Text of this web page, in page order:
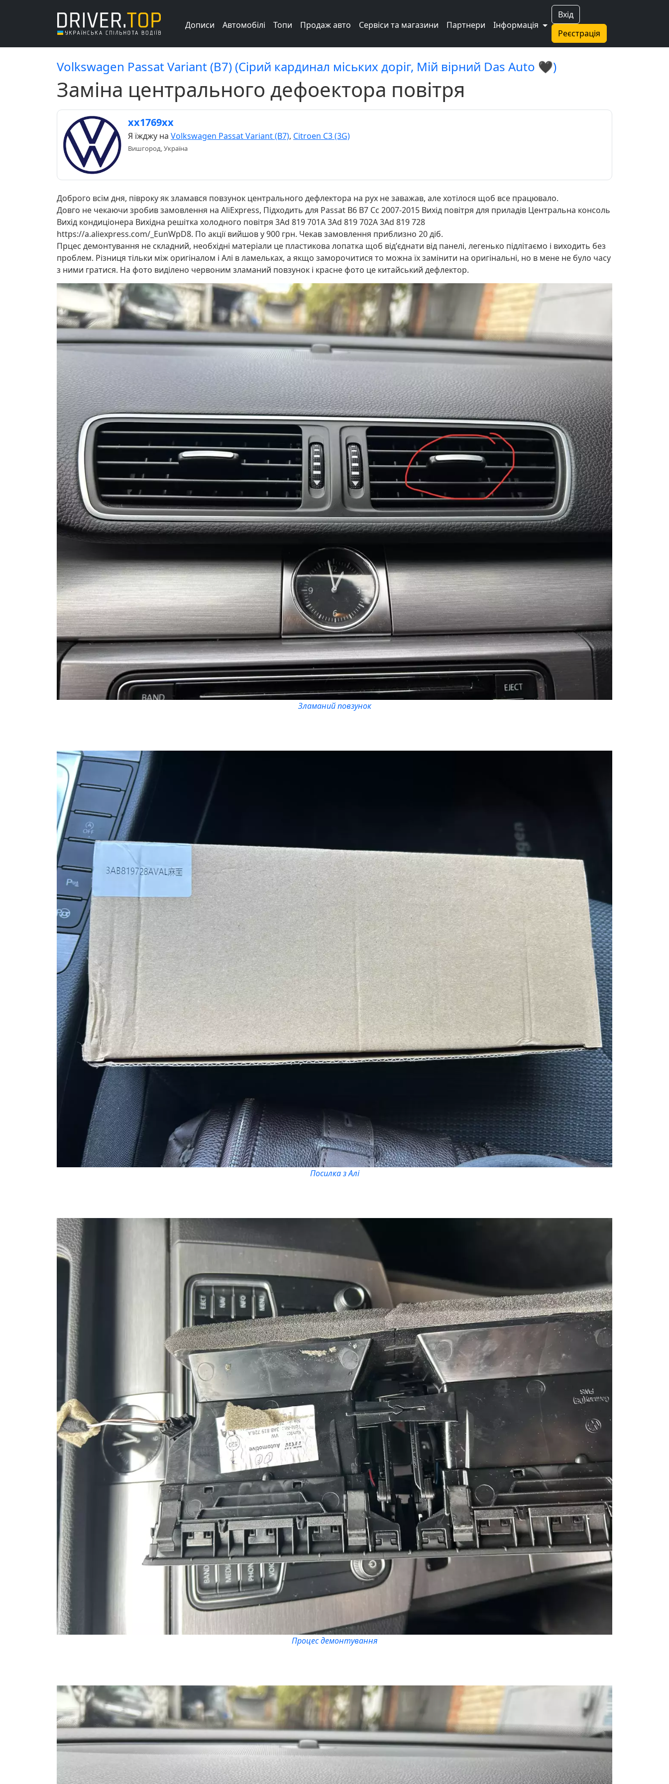
Вхід
Реєстрація
Дописи Автомобілі Топи Продаж авто Сервіси та магазини Партнери Інформація
Volkswagen Passat Variant (B7) (Сірий кардинал міських доріг, Мій вірний Das Auto 🖤)
Заміна центрального дефоектора повітря
хх1769хх
Я їжджу на Volkswagen Passat Variant (B7), Citroen C3 (3G)
Вишгород, Україна
Доброго всім дня, півроку як зламався повзунок центрального дефлектора на рух не заважав, але хотілося щоб все працювало.
Довго не чекаючи зробив замовлення на AliExpress, Підходить для Passat B6 B7 Cc 2007-2015 Вихід повітря для приладів Центральна консоль
Вихід кондиціонера Вихідна решітка холодного повітря 3Ad 819 701A 3Ad 819 702A 3Ad 819 728
https://a.aliexpress.com/_EunWpD8. По акції вийшов у 900 грн. Чекав замовлення приблизно 20 діб.
Прцес демонтування не складний, необхідні матеріали це пластикова лопатка щоб відʼєднати від панелі, легенько підлітаємо і виходить без
проблем. Різниця тільки між оригіналом і Алі в ламельках, а якщо заморочитися то можна їх замінити на оригінальні, но в мене не було часу
з ними гратися. На фото виділено червоним зламаний повзунок і красне фото це китайський дефлектор.
Зламаний повзунок
Посилка з Алі
Процес демонтування